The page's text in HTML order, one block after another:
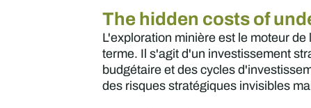
The hidden costs of
L'exploration minière est le moteur
terme. Il s'agit d'un investissement
budgétaire et des cycles
des risques stratégiques invisibles